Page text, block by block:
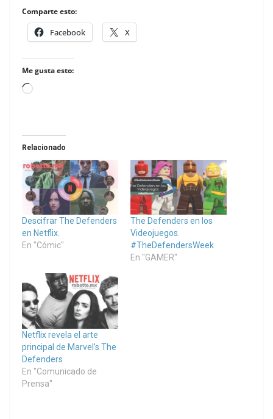
Comparte esto:
Facebook X
Me gusta esto:
Loading…
Relacionado
Descifrar The Defenders
en Netflix.
En "Cómic"
The Defenders en los
Videojuegos.
#TheDefendersWeek
En "GAMER"
Netflix revela el arte
principal de Marvel’s The
Defenders
En "Comunicado de
Prensa"